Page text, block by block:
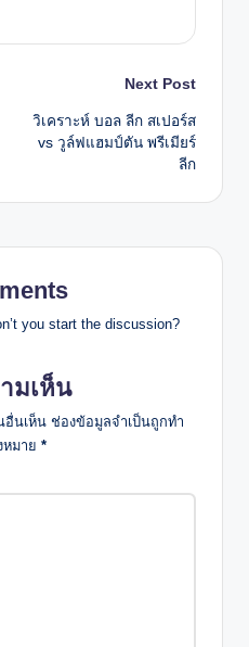
Next Post
วิเคราะห์ บอล ลีก สเปอร์ส
vs วูล์ฟแฮมป์ตัน พรีเมียร์
ลีก
you start the discussion?
มเห็น
อื่นเห็น ช่องข้อมูลจำเป็นถูกทำ
หมาย *